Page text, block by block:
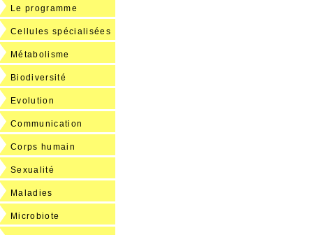
Le programme
Cellules spécialisées
Métabolisme
Biodiversité
Evolution
Communication
Corps humain
Sexualité
Maladies
Microbiote